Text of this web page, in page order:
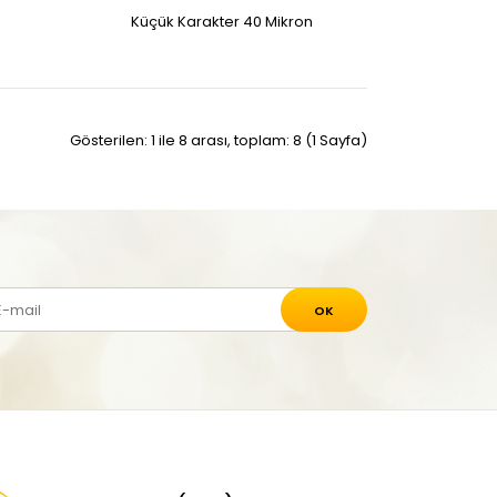
Küçük Karakter 40 Mikron
Gösterilen: 1 ile 8 arası, toplam: 8 (1 Sayfa)
OK